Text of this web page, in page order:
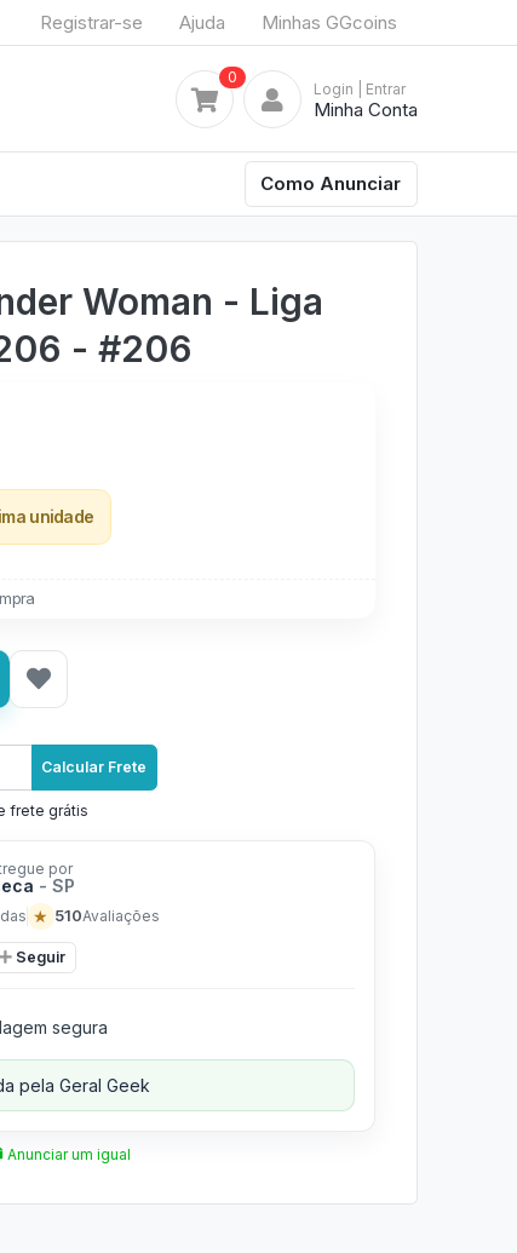
Registrar-se Ajuda Minhas GGcoins
0
Login | Entrar
Minha Conta
Como Anunciar
Woman - Liga
- #206
unidade
Calcular Frete
frete grátis
por
- SP
★ 510Avaliações
Seguir
segura
pela Geral Geek
Anunciar um igual